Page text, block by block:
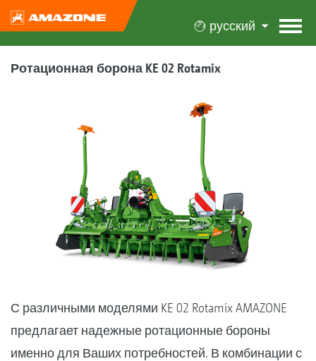
русский
Ротационная борона KE 02 Rotamix
С различными моделями KE 02 Rotamix AMAZONE
предлагает надежные ротационные бороны
именно для Ваших потребностей. В комбинации с